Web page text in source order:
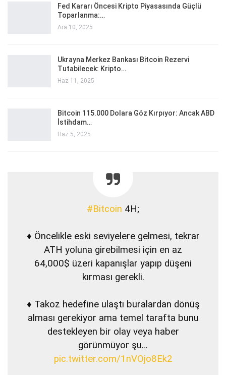
Fed Kararı Öncesi Kripto Piyasasında Güçlü
Toparlanma:…
Ara 10, 2025
Ukrayna Merkez Bankası Bitcoin Rezervi
Tutabilecek: Kripto…
Haz 11, 2025
Bitcoin 115.000 Dolara Göz Kırpıyor: Ancak ABD
İstihdam…
Haz 5, 2025
#Bitcoin 4H;
♦️ Öncelikle eski seviyelere gelmesi, tekrar
ATH yoluna girebilmesi için en az
64,000$ üzeri kapanışlar yapıp düşeni
kırması gerekli.
♦️ Takoz hedefine ulaştı buralardan dönüş
alması gerekiyor ama temel tarafta bunu
destekleyen bir olay veya haber
görünmüyor şu…
pic.twitter.com/1nVOjo8Ek2